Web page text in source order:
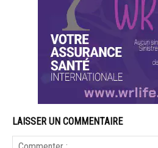
LAISSER UN COMMENTAIRE